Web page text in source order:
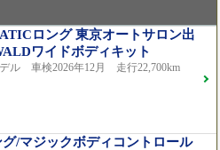
ロング 東京オートサロン出
ワイドボディキット
ル 車検2026年12月 走行22,700km
グ/マジックボディコントロール